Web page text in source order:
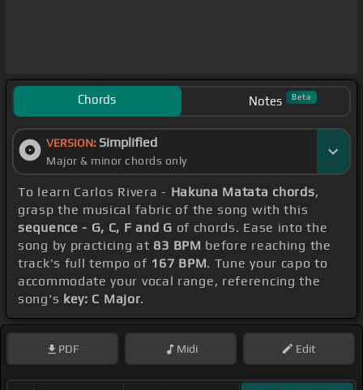
Chords Notes Beta
VERSION: Simplified
Major & minor chords only
To learn Carlos Rivera - Hakuna Matata chords,
grasp the musical fabric of the song with this
sequence - G, C, F and G of chords. Ease into the
song by practicing at 83 BPM before reaching the
track's full tempo of 167 BPM. Tune your capo to
accommodate your vocal range, referencing the
song's key: C Major.
PDF Midi Edit